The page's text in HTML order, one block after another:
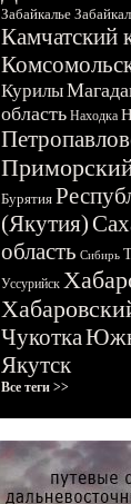
Забайкалье
Камчатский
Курилы
область Находка
Бурятия
(Якутия)
область Сибирь
Уссурийск
Чукотка
Якутск
Все теги >>